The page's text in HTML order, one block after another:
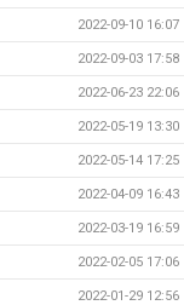
2022-09-10 16:07
2022-09-03 17:58
2022-06-23 22:06
2022-05-19 13:30
2022-05-14 17:25
2022-04-09 16:43
2022-03-19 16:59
2022-02-05 17:06
2022-01-29 12:56